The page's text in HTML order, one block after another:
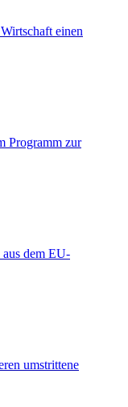
einen
Programm zur
dem EU-
umstrittene